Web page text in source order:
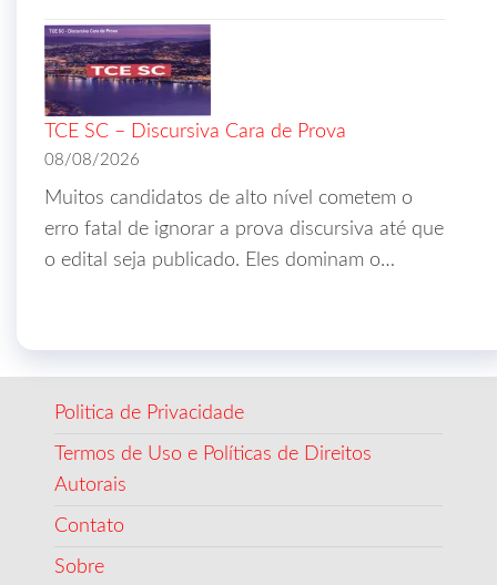
TCE SC – Discursiva Cara de Prova
08/08/2026
Muitos candidatos de alto nível cometem o
erro fatal de ignorar a prova discursiva até que
o edital seja publicado. Eles dominam o…
Politica de Privacidade
Termos de Uso e Políticas de Direitos
Autorais
Contato
Sobre